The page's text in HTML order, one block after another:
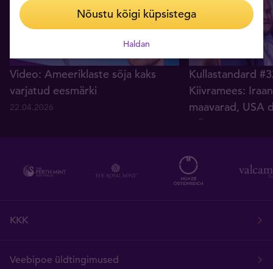
Video: Ameeriklaste sõja kaks
varjatud eesmärki
22.04.2026
Kullastandard
Kiivramees:
maavarad, USA
inflatsioon
KKK
Veebipoe üldtingimused
Nõustu kõigi küpsistega
Haldan